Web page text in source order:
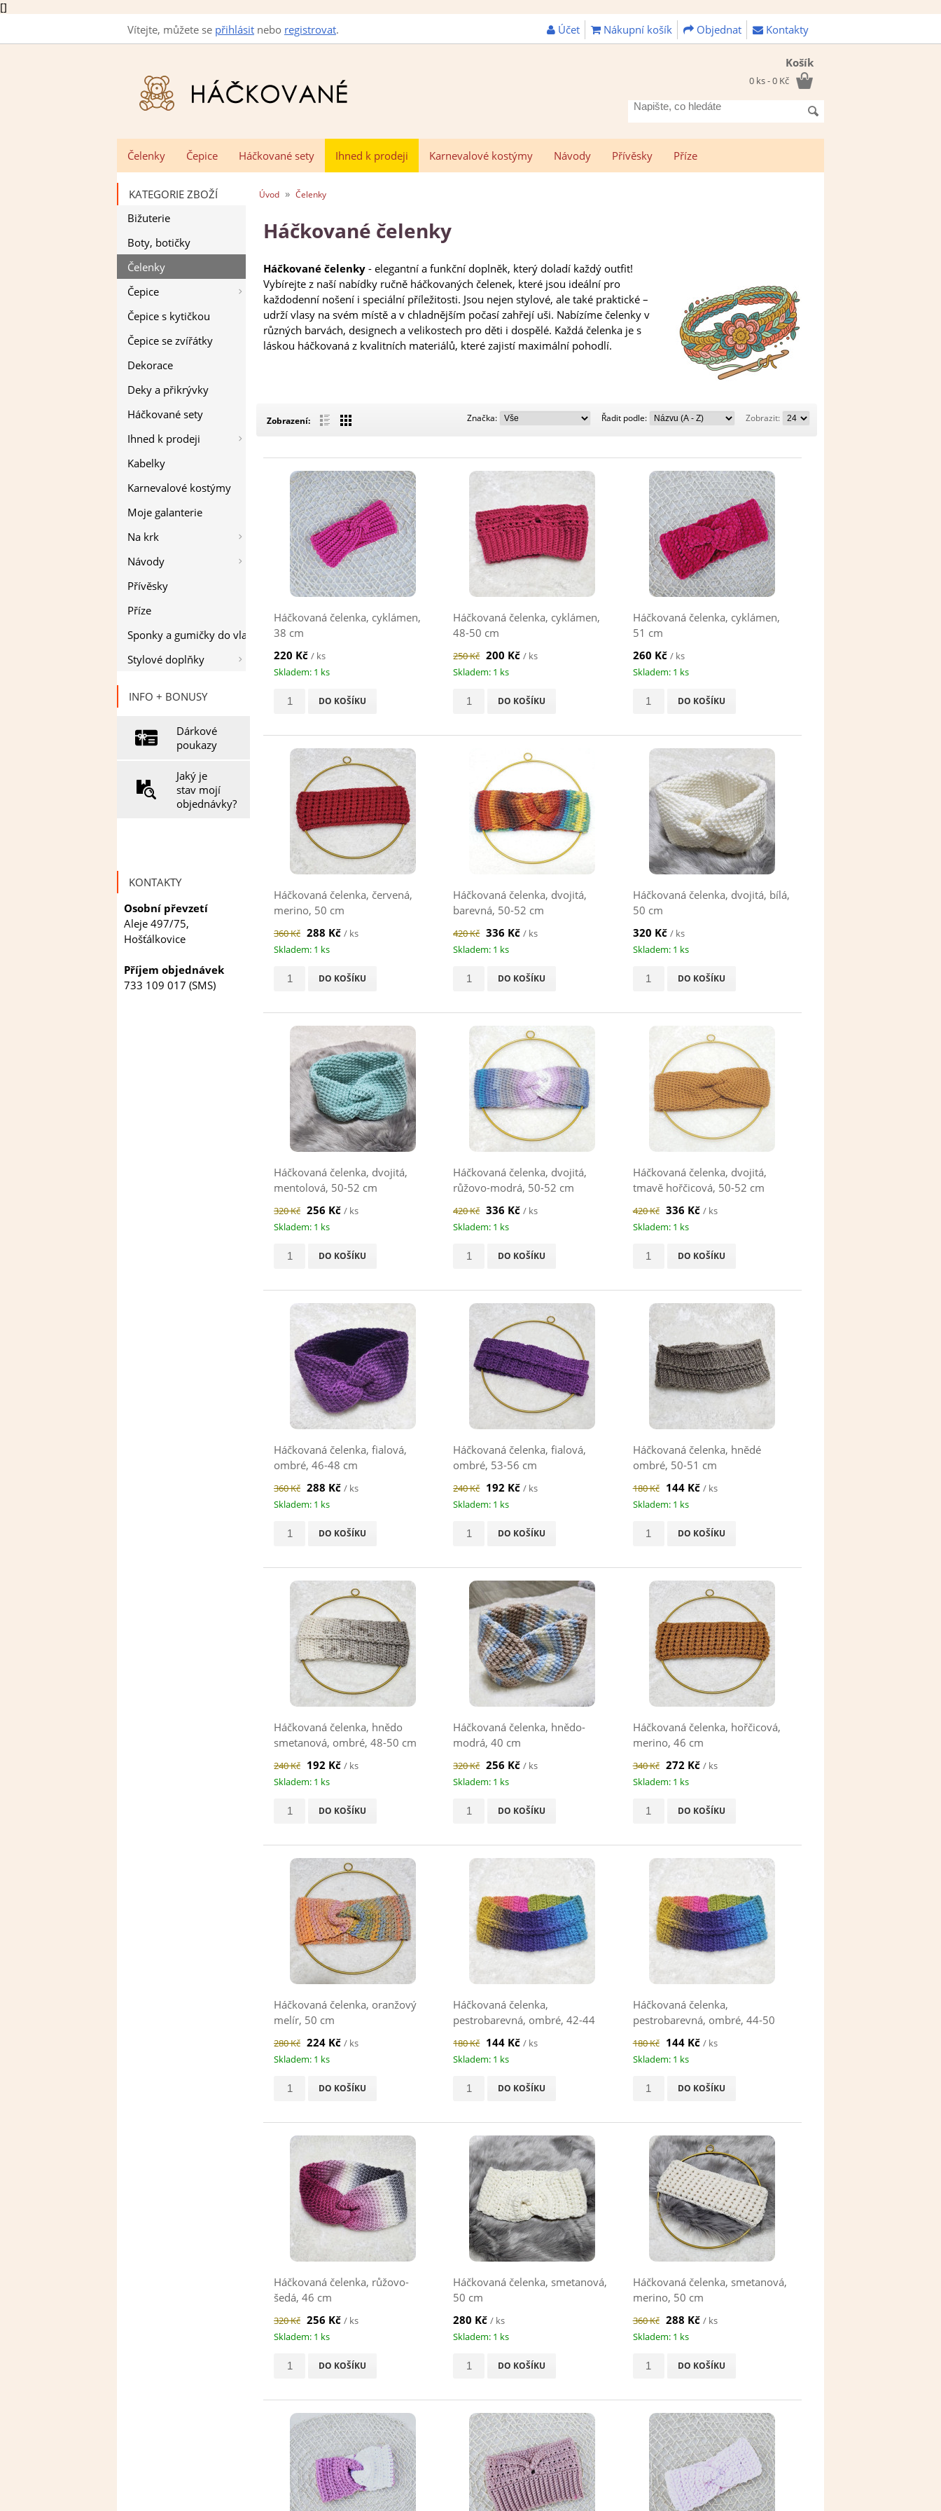
[]
Vítejte, můžete se přihlásit nebo registrovat. Účet Nákupní košík Objednat Kontakty
Košík
0 ks - 0 Kč
Napište,
co
Čelenky
Čepice Háčkované sety Ihned k prodeji Karnevalové kostýmy Návody Přívěsky Příze
KATEGORIE ZBOŽÍ
Bižuterie
Boty, botičky
Čelenky
Čepice
Čepice s kytičkou
Čepice se zvířátky
Dekorace
Deky a přikrývky
Háčkované sety
Ihned k prodeji
Kabelky
Karnevalové kostýmy
Moje galanterie
Na krk
Návody
Přívěsky
Příze
Sponky a gumičky do vlasů
Stylové doplňky
INFO + BONUSY
Dárkové
poukazy
Jaký je
stav mojí
objednávky?
KONTAKTY
Osobní převzetí
Aleje 497/75,
Hošťálkovice
Příjem objednávek
733 109 017 (SMS)
Úvod » Čelenky
Háčkované čelenky
Háčkované čelenky - elegantní a funkční doplněk, který doladí každý outfit!
Vybírejte z naší nabídky ručně háčkovaných čelenek, které jsou ideální pro
každodenní nošení i speciální příležitosti. Jsou nejen stylové, ale také praktické –
udrží vlasy na svém místě a v chladnějším počasí zahřejí uši. Nabízíme čelenky v
různých barvách, designech a velikostech pro děti i dospělé. Každá čelenka je s
láskou háčkovaná z kvalitních materiálů, které zajistí maximální pohodlí.
Zobrazení: Zobrazit: Zobrazit:
Řadit podle:
Řadit
Značka: Značka:
Háčkovaná čelenka, cyklámen,
38 cm
220 Kč / ks
Skladem: 1 ks
DO KOŠÍKU
Háčkovaná čelenka, cyklámen,
48-50 cm
250 Kč 200 Kč / ks
Skladem: 1 ks
DO KOŠÍKU
Háčkovaná čelenka, cyklámen,
51 cm
260 Kč / ks
Skladem: 1 ks
DO KOŠÍKU
Háčkovaná čelenka, červená,
merino, 50 cm
360 Kč 288 Kč / ks
Skladem: 1 ks
DO KOŠÍKU
Háčkovaná čelenka, dvojitá,
barevná, 50-52 cm
420 Kč 336 Kč / ks
Skladem: 1 ks
DO KOŠÍKU
Háčkovaná čelenka, dvojitá, bílá,
50 cm
320 Kč / ks
Skladem: 1 ks
DO KOŠÍKU
Háčkovaná čelenka, dvojitá,
mentolová, 50-52 cm
320 Kč 256 Kč / ks
Skladem: 1 ks
DO KOŠÍKU
Háčkovaná čelenka, dvojitá,
růžovo-modrá, 50-52 cm
420 Kč 336 Kč / ks
Skladem: 1 ks
DO KOŠÍKU
Háčkovaná čelenka, dvojitá,
tmavě hořčicová, 50-52 cm
420 Kč 336 Kč / ks
Skladem: 1 ks
DO KOŠÍKU
Háčkovaná čelenka, fialová,
ombré, 46-48 cm
360 Kč 288 Kč / ks
Skladem: 1 ks
DO KOŠÍKU
Háčkovaná čelenka, fialová,
ombré, 53-56 cm
240 Kč 192 Kč / ks
Skladem: 1 ks
DO KOŠÍKU
Háčkovaná čelenka, hnědé
ombré, 50-51 cm
180 Kč 144 Kč / ks
Skladem: 1 ks
DO KOŠÍKU
Háčkovaná čelenka, hnědo
smetanová, ombré, 48-50 cm
240 Kč 192 Kč / ks
Skladem: 1 ks
DO KOŠÍKU
Háčkovaná čelenka, hnědo-
modrá, 40 cm
320 Kč 256 Kč / ks
Skladem: 1 ks
DO KOŠÍKU
Háčkovaná čelenka, hořčicová,
merino, 46 cm
340 Kč 272 Kč / ks
Skladem: 1 ks
DO KOŠÍKU
Háčkovaná čelenka, oranžový
melír, 50 cm
280 Kč 224 Kč / ks
Skladem: 1 ks
DO KOŠÍKU
Háčkovaná čelenka,
pestrobarevná, ombré, 42-44
180 Kč 144 Kč / ks
Skladem: 1 ks
DO KOŠÍKU
Háčkovaná čelenka,
pestrobarevná, ombré, 44-50
180 Kč 144 Kč / ks
Skladem: 1 ks
DO KOŠÍKU
Háčkovaná čelenka, růžovo-
šedá, 46 cm
320 Kč 256 Kč / ks
Skladem: 1 ks
DO KOŠÍKU
Háčkovaná čelenka, smetanová,
50 cm
280 Kč/ ks
Skladem: 1 ks
DO KOŠÍKU
Háčkovaná čelenka, smetanová,
merino, 50 cm
360 Kč 288 Kč / ks
Skladem: 1 ks
DO KOŠÍKU